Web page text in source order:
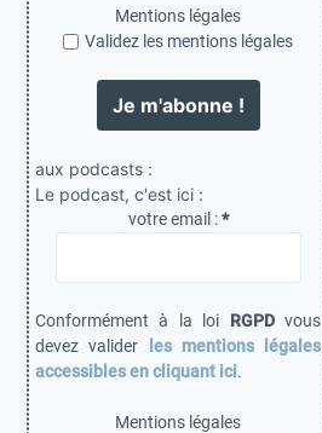
Mentions légales
Validez les mentions légales
aux podcasts :
Le podcast, c'est ici :
votre email :*
Conformément à la loi RGPDvous
devez valider les mentions légales
accessibles en cliquant ici.
Mentions légales